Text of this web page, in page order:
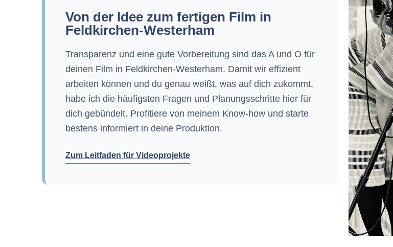
Von der Idee zum fertigen Film in
Feldkirchen-Westerham
Transparenz und eine gute Vorbereitung sind das A und O für
deinen Film in Feldkirchen-Westerham. Damit wir effizient
arbeiten können und du genau weißt, was auf dich zukommt,
habe ich die häufigsten Fragen und Planungsschritte hier für
dich gebündelt. Profitiere von meinem Know-how und starte
bestens informiert in deine Produktion.
Zum Leitfaden für Videoprojekte